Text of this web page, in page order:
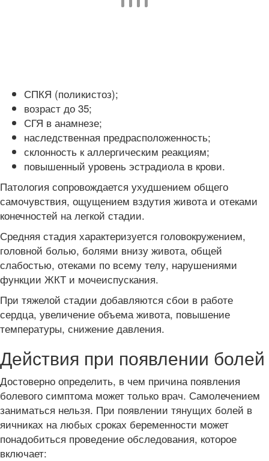
СПКЯ (поликистоз);
возраст до 35;
СГЯ в анамнезе;
наследственная предрасположенность;
склонность к аллергическим реакциям;
повышенный уровень эстрадиола в крови.
Патология сопровождается ухудшением общего
самочувствия, ощущением вздутия живота и отеками
конечностей на легкой стадии.
Средняя стадия характеризуется головокружением,
головной болью, болями внизу живота, общей
слабостью, отеками по всему телу, нарушениями
функции ЖКТ и мочеиспускания.
При тяжелой стадии добавляются сбои в работе
сердца, увеличение объема живота, повышение
температуры, снижение давления.
Действия при появлении болей
Достоверно определить, в чем причина появления
болевого симптома может только врач. Самолечением
заниматься нельзя. При появлении тянущих болей в
яичниках на любых сроках беременности может
понадобиться проведение обследования, которое
включает: